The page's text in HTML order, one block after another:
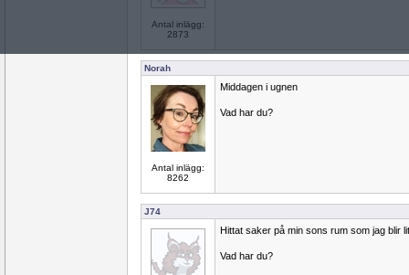
Antal inlägg:
2873
Norah
Antal inlägg:
8262
Middagen i ugnen
Vad har du?
J74
Hittat saker på min sons rum som jag blir
Vad har du?